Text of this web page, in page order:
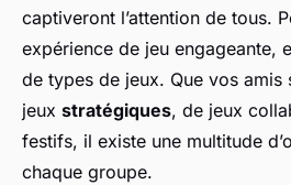
captiveront l’attention de tous.
expérience de jeu engageante,
de types de jeux. Que vos amis
jeux stratégiques, de jeux
festifs, il existe une multitude
chaque groupe.